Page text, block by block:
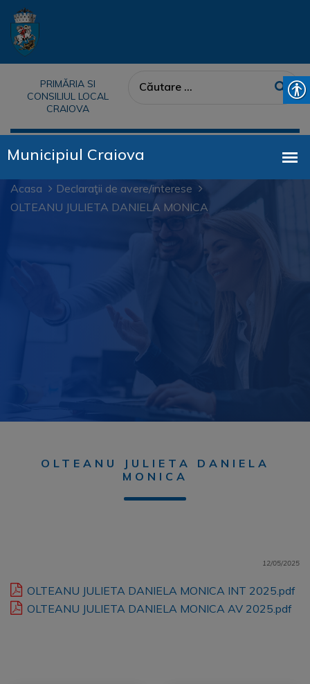
PRIMĂRIA SI
CONSILIUL LOCAL
CRAIOVA
Acasa
Declaraţii de avere/interese
OLTEANU JULIETA DANIELA MONICA
OLTEANU JULIETA DANIELA
MONICA
12/05/2025
OLTEANU JULIETA DANIELA MONICA INT 2025.pdf
OLTEANU JULIETA DANIELA MONICA AV 2025.pdf